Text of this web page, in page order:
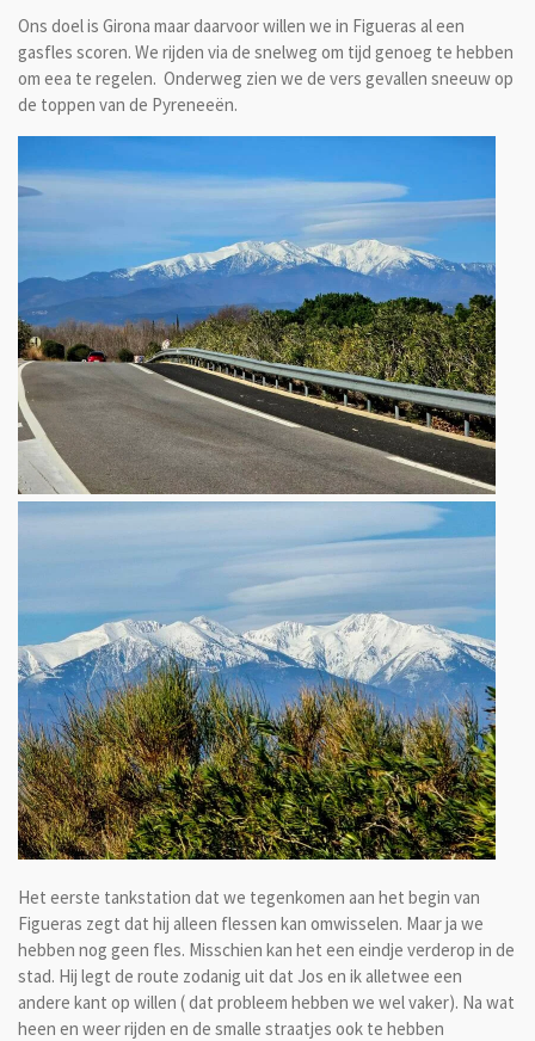
Ons doel is Girona maar daarvoor willen we in Figueras al een
gasfles scoren. We rijden via de snelweg om tijd genoeg te hebben
om eea te regelen. Onderweg zien we de vers gevallen sneeuw op
de toppen van de Pyreneeën.
Het eerste tankstation dat we tegenkomen aan het begin van
Figueras zegt dat hij alleen flessen kan omwisselen. Maar ja we
hebben nog geen fles. Misschien kan het een eindje verderop in de
stad. Hij legt de route zodanig uit dat Jos en ik alletwee een
andere kant op willen ( dat probleem hebben we wel vaker). Na wat
heen en weer rijden en de smalle straatjes ook te hebben